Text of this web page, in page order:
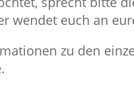
wendet euch an
zu den